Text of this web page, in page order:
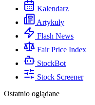
Kalendarz
Artykuły
Flash News
Fair Price Index
StockBot
Stock Screener
Ostatnio oglądane